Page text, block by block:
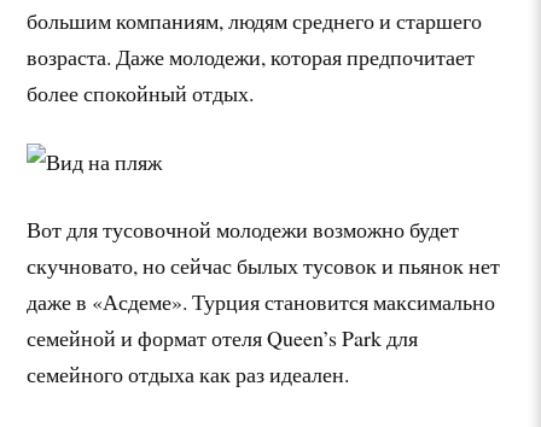
большим компаниям, людям среднего и старшего
возраста. Даже молодежи, которая предпочитает
более спокойный отдых.
Вот для тусовочной молодежи возможно будет
скучновато, но сейчас былых тусовок и пьянок нет
даже в «Асдеме». Турция становится максимально
семейной и формат отеля Queen’s Park для
семейного отдыха как раз идеален.